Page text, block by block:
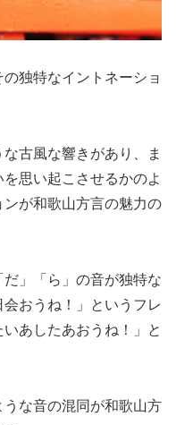
独特なイントネーショ
古風な響きがあり、ま
思い起こさせるかのよ
が和歌山方言の魅力の
」「ら」の音が独特な
おうね！」というフレ
あしたあおうね！」と
うな音の混同が和歌山方